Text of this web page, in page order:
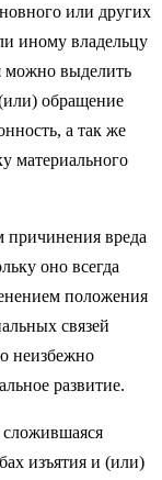
или других
иному владельцу
можно выделить
обращение
а так же
материального
причинения вреда
оно всегда
положения
связей
неизбежно
развитие.
изъятия и (или)